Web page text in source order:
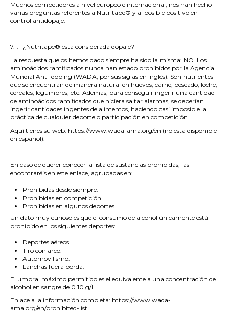
Muchos competidores a nivel europeo e internacional, nos han hecho
varias preguntas referentes a Nutritape® y al posible positivo en
control antidopaje.
7.1.- ¿Nutritape® está considerada dopaje?
La respuesta que os hemos dado siempre ha sido la misma: NO. Los
aminoácidos ramificados nunca han estado prohibidos por la Agencia
Mundial Anti-doping (WADA, por sus siglas en inglés). Son nutrientes
que se encuentran de manera natural en huevos, carne, pescado, leche,
cereales, legumbres, etc. Además, para conseguir ingerir una cantidad
de aminoácidos ramificados que hiciera saltar alarmas, se deberían
ingerir cantidades ingentes de alimentos, haciendo casi imposible la
práctica de cualquier deporte o participación en competición.
Aquí tienes su web: https://www.wada-ama.org/en (no está disponible
en español).
En caso de querer conocer la lista de sustancias prohibidas, las
encontraréis en este enlace, agrupadas en:
Prohibidas desde siempre.
Prohibidas en competición.
Prohibidas en algunos deportes.
Un dato muy curioso es que el consumo de alcohol únicamente está
prohibido en los siguientes deportes:
Deportes aéreos.
Tiro con arco.
Automovilismo.
Lanchas fuera borda.
El umbral máximo permitido es el equivalente a una concentración de
alcohol en sangre de 0.10 g/L.
Enlace a la información completa: https://www.wada-
ama.org/en/prohibited-list